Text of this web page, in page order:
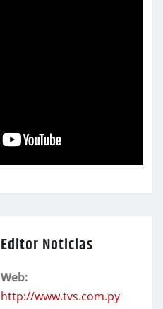
Editor Noticias
Web:
http://www.tvs.com.py